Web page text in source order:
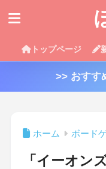
トップページ
>> おすす
ホーム ボード
「イーオン